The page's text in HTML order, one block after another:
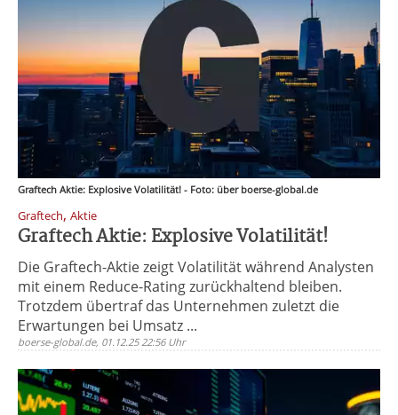
Graftech Aktie: Explosive Volatilität! - Foto: über boerse-global.de
Graftech, Aktie
Graftech Aktie: Explosive Volatilität!
Die Graftech-Aktie zeigt Volatilität während Analysten
mit einem Reduce-Rating zurückhaltend bleiben.
Trotzdem übertraf das Unternehmen zuletzt die
Erwartungen bei Umsatz ...
boerse-global.de, 01.12.25 22:56 Uhr